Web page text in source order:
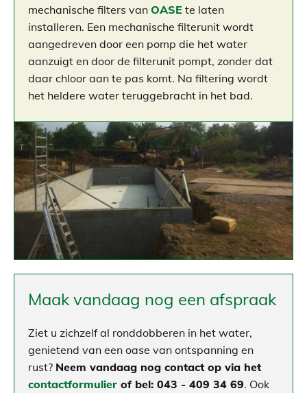
mechanische filters van OASE te laten
installeren. Een mechanische filterunit wordt
aangedreven door een pomp die het water
aanzuigt en door de filterunit pompt, zonder dat
daar chloor aan te pas komt. Na filtering wordt
het heldere water teruggebracht in het bad.
Maak vandaag nog een afspraak
Ziet u zichzelf al ronddobberen in het water,
genietend van een oase van ontspanning en
rust? Neem vandaag nog contact op via het
contactformulier of bel: 043 - 409 34 69. Ook